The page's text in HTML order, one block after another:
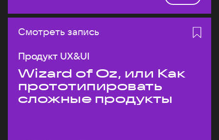
Смотреть запись
Продукт UX&UI
Wizard of Oz, или Как
прототипировать
сложные продукты